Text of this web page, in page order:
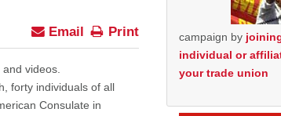
Print
Email
videos.
forty individuals of all
Consulate in
campaign by
individual or
your trade union